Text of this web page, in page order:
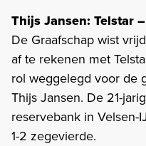
Thijs Jansen: Telstar
De Graafschap wist
af te rekenen met
rol weggelegd voor de
Thijs Jansen. De 21-
reservebank in
1-2 zegevierde.